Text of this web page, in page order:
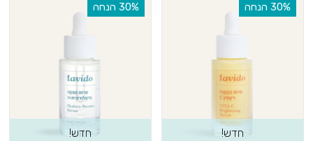
‫30% הנחה
חדש!
‫30% הנחה
חדש!